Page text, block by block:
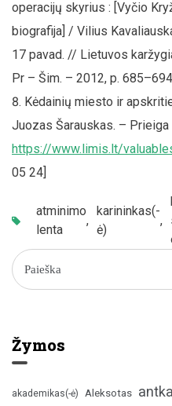
operacijų skyrius : [Vyčio
biografija] / Vilius
17 pavad. // Lietuvos
Pr – Šim. – 2012, p.
Kėdainių miesto ir
Juozas Šarauskas. – Prieiga
https://www.limis.lt/
05 24]
atminimo
lenta
,
karininkas(-
ė)
,
Žymos
akademikas(-ė) Aleksotas